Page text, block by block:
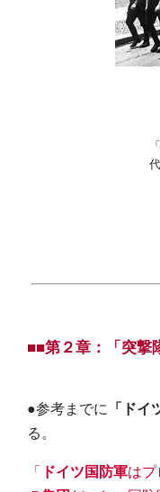
■■第２章：「突撃
●参考までに 「ドイ
る。
「 ドイツ国防軍は